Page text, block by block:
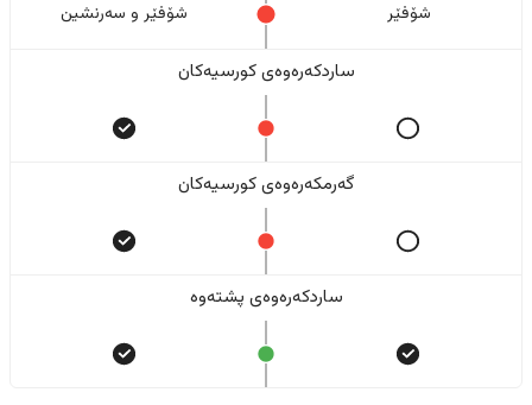
شۆفێر شۆفێر و سەرنشین
ساردکەرەوەی کورسیەکان
گەرمکەرەوەی کورسیەکان
ساردکەرەوەی پشتەوە